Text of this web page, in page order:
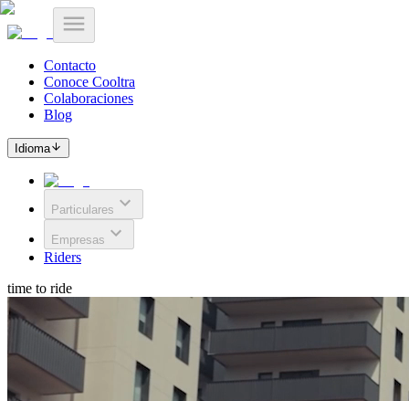
Contacto
Conoce Cooltra
Colaboraciones
Blog
Idioma
Particulares
Empresas
Riders
time to ride